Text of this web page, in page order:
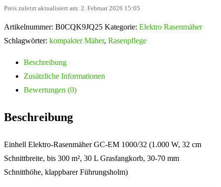
Preis zuletzt aktualisiert am: 2. Februar 2026 15:05
Artikelnummer: B0CQK9JQ25 Kategorie: Elektro Rasenmäher
Schlagwörter: kompakter Mäher, Rasenpflege
Beschreibung
Zusätzliche Informationen
Bewertungen (0)
Beschreibung
Einhell Elektro-Rasenmäher GC-EM 1000/32 (1.000 W, 32 cm
Schnittbreite, bis 300 m², 30 L Grasfangkorb, 30-70 mm
Schnitthöhe, klappbarer Führungsholm)